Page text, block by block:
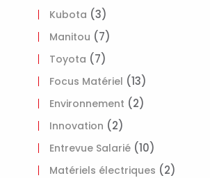
Kubota (3)
Manitou (7)
Toyota (7)
Focus Matériel (13)
Environnement (2)
Innovation (2)
Entrevue Salarié (10)
Matériels électriques (2)